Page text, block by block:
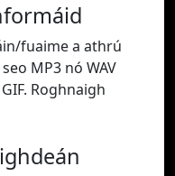
fuaime a athrú
MP3 nó WAV
Roghnaigh